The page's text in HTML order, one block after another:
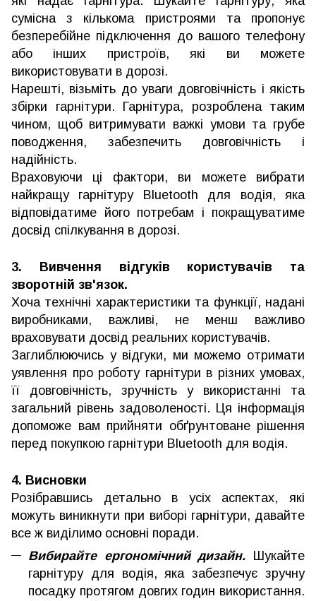
сумісна з кількома пристроями та пропонує
безперебійне підключення до вашого телефону
або інших пристроїв, які ви можете
використовувати в дорозі.
Нарешті, візьміть до уваги довговічність і якість
збірки гарнітури. Гарнітура, розроблена таким
чином, щоб витримувати важкі умови та грубе
поводження, забезпечить довговічність і
надійність.
Враховуючи ці фактори, ви можете вибрати
найкращу гарнітуру Bluetooth для водія, яка
відповідатиме його потребам і покращуватиме
досвід спілкування в дорозі.
3. Вивчення відгуків користувачів та
зворотній зв'язок.
Хоча технічні характеристики та функції, надані
виробниками, важливі, не менш важливо
враховувати досвід реальних користувачів.
Заглиблюючись у відгуки, ми можемо отримати
уявлення про роботу гарнітури в різних умовах,
її довговічність, зручність у використанні та
загальний рівень задоволеності. Ця інформація
допоможе вам прийняти обґрунтоване рішення
перед покупкою гарнітури Bluetooth для водія.
4. Висновки
Розібравшись детально в усіх аспектах, які
можуть виникнути при виборі гарнітури, давайте
все ж виділимо основні поради.
Вибирайте ергономічний дизайн. Шукайте
гарнітуру для водія, яка забезпечує зручну
посадку протягом довгих годин використання.